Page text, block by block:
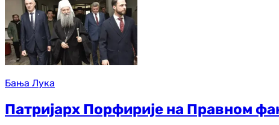
Бања Лука
Патријарх Порфирије на Правном